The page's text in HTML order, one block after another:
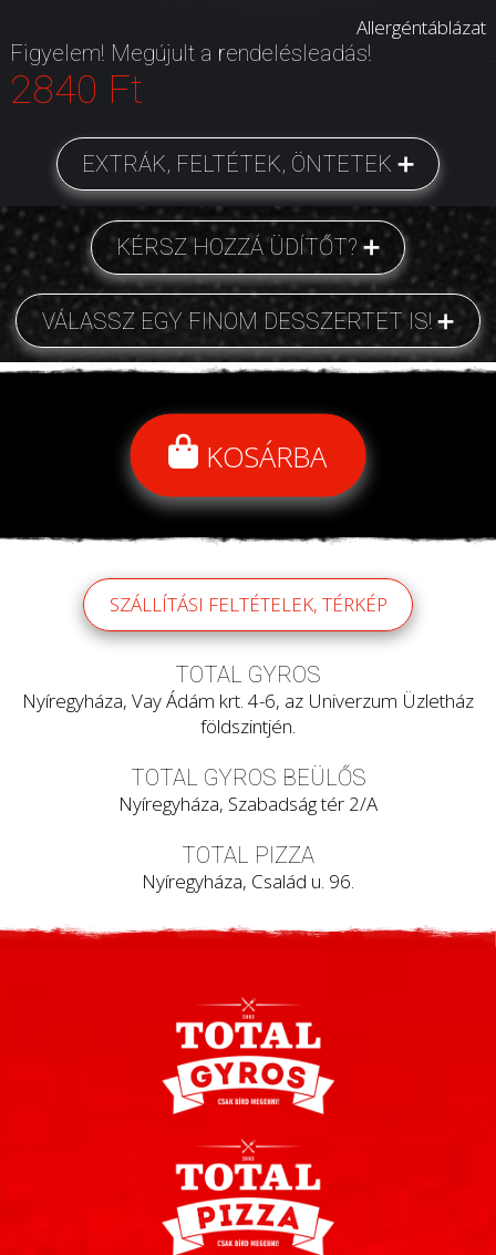
Allergéntáblázat
Figyelem! Megújult a rendelésleadás!
2840 Ft
EXTRÁK, FELTÉTEK, ÖNTETEK
KÉRSZ HOZZÁ ÜDÍTŐT?
VÁLASSZ EGY FINOM DESSZERTET IS!
KOSÁRBA
SZÁLLÍTÁSI FELTÉTELEK, TÉRKÉP
TOTAL GYROS
Nyíregyháza, Vay Ádám krt. 4-6, az Univerzum Üzletház
földszintjén.
TOTAL GYROS BEÜLŐS
Nyíregyháza, Szabadság tér 2/A
TOTAL PIZZA
Nyíregyháza, Család u. 96.